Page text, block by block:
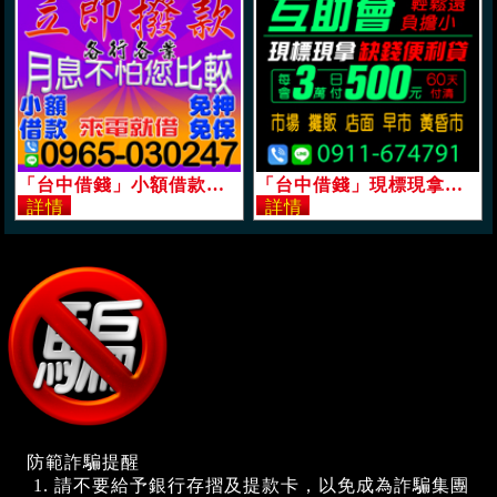
「台中借錢」小額借款，立即撥款，各行各業，免押免保，月息不怕您比較，來電就借「即樂貸」 「台中借錢」現標現拿，互助會，缺錢便利貸，輕鬆還負擔小，每會3萬日付500，60天付清，市場攤販店面早市黃昏市「即樂貸」
防範詐騙提醒
請不要給予銀行存摺及提款卡，以免成為詐騙集團